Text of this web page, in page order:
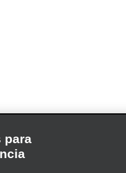
para